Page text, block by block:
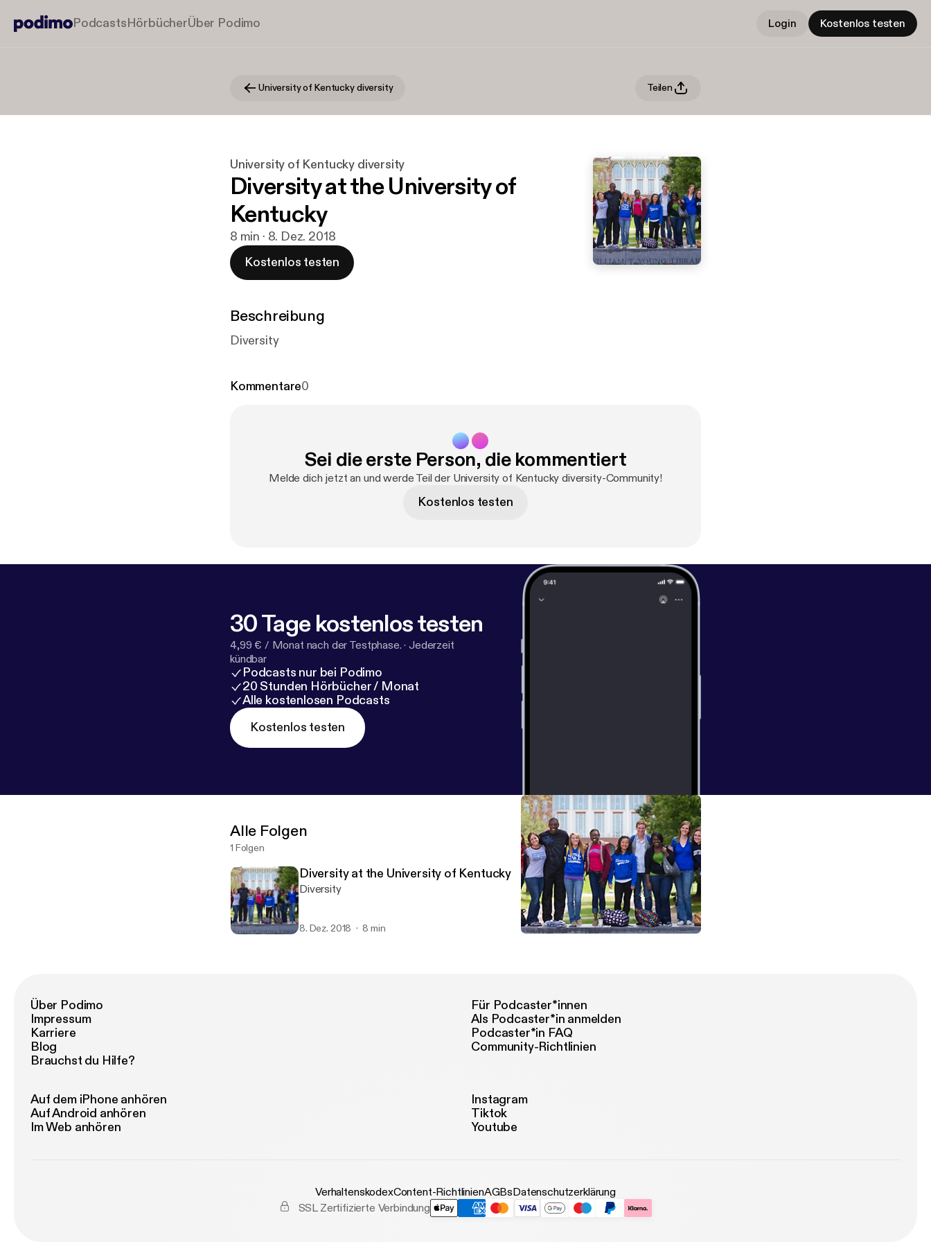
PodcastsHörbücherÜber Podimo Login Kostenlos testen
University of Kentucky diversity Teilen
University of Kentucky diversity
Diversity at the University of
Kentucky
8 min · 8. Dez. 2018
Kostenlos testen
Beschreibung
Diversity
Kommentare0
Sei die erste Person, die kommentiert
Melde dich jetzt an und werde Teil der University of Kentucky diversity-Community!
Kostenlos testen
30 Tage kostenlos testen
4,99 € / Monat nach der Testphase. · Jederzeit
kündbar
Podcasts nur bei Podimo
20 Stunden Hörbücher / Monat
Alle kostenlosen Podcasts
Kostenlos testen
Alle Folgen
1 Folgen
Diversity at the University of Kentucky
Diversity
8. Dez. 2018 8 min
Über Podimo
Impressum
Karriere
Blog
Brauchst du Hilfe?
Für Podcaster*innen
Als Podcaster*in anmelden
Podcaster*in FAQ
Community-Richtlinien
Auf dem iPhone anhören
Auf Android anhören
Im Web anhören
Instagram
Tiktok
Youtube
VerhaltenskodexContent-RichtlinienAGBsDatenschutzerklärung
SSL Zertifizierte Verbindung